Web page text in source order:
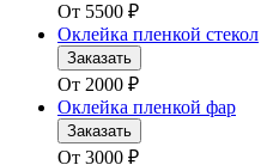
От 5500 ₽
Оклейка пленкой стекол
Заказать
От 2000 ₽
Оклейка пленкой фар
Заказать
От 3000 ₽